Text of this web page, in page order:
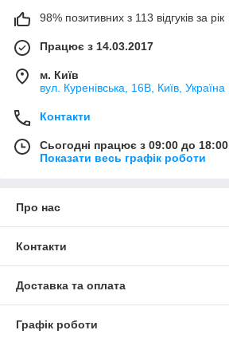
98% позитивних з 113 відгуків за рік
Працює з 14.03.2017
м. Київ
вул. Куренівська, 16В, Київ, Україна
Контакти
Сьогодні працює з 09:00 до 18:00
Показати весь графік роботи
Про нас
Контакти
Доставка та оплата
Графік роботи